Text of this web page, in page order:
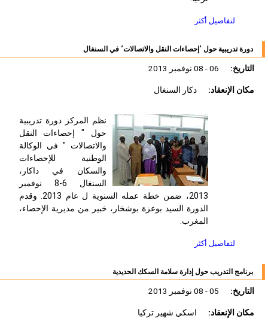
لتفاصيل أكثر
دورة تدريبية حول ‘إحصاءات النقل والاتصالات‘ في السنغال
التاريخ:
مكان الإنعقاد:
دكار السنغال
نظم المركز دورة تدريبية
حول " إحصاءات النقل
والاتصالات " في الوكالة
الوطنية للإحصاءات
والسكان في داكار،
السنغال 6-8 نوفمبر
2013، ضمن خطة عمله السنوية ل عام 2013. وقدم
الدورة السيد بوعزة بوشخار، خبير من مديرية الإحصاء،
المغرب.
لتفاصيل أكثر
برنامج التدريب حول إدارة سلامة السكك الحديدية
التاريخ:
مكان الإنعقاد:
اسكي شهير تركيا